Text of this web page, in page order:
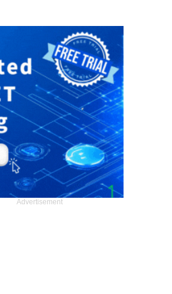
Advertisement